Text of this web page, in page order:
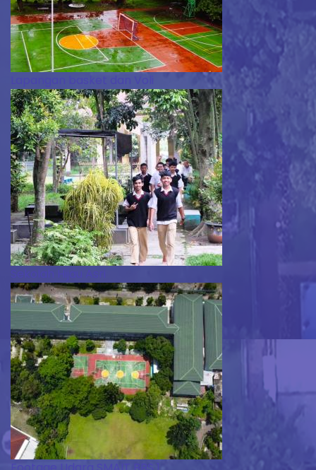
Lapangan basket dan Voli
Sekolah Hijau Asri